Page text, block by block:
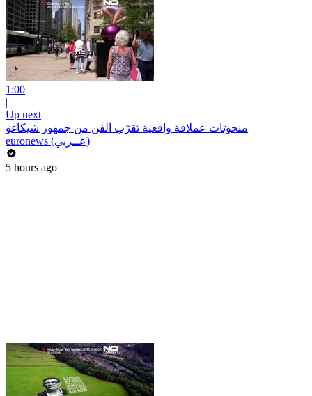
1:00
|
Up next
منحوتات عملاقة واقعية تقرّب الفن من جمهور شيكاغو
euronews (عــربي)
5 hours ago